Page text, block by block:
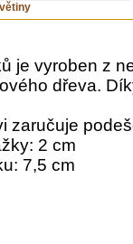
je vyroben z
dřeva.
zaručuje
2 cm
7,5 cm